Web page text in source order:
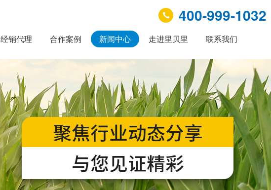
400-999-1032
经销代理 合作案例 新闻中心 走进里贝里 联系我们